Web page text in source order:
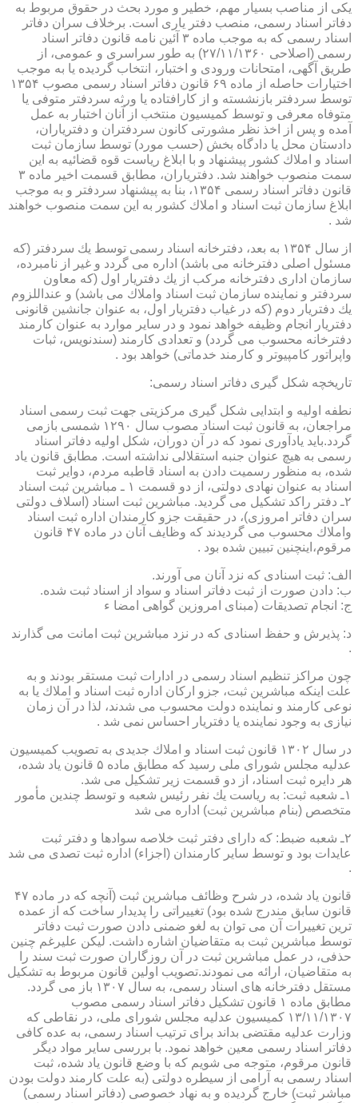
یكی از مناصب بسیار مهم، خطیر و مورد بحث در حقوق مربوط به
دفاتر اسناد رسمی، منصب دفتر یاری است. برخلاف سران دفاتر
اسناد رسمی كه به موجب ماده ۳ آئین نامه قانون دفاتر اسناد
رسمی (اصلاحی ۲۷/۱۱/۱۳۶۰) به طور سراسری و عمومی، از
طریق آگهی، امتحانات ورودی و اختبار، انتخاب گردیده یا به موجب
اختیارات حاصله از ماده ۶۹ قانون دفاتر اسناد رسمی مصوب ۱۳۵۴
توسط سردفتر بازنشسته و از كارافتاده یا ورثه سردفتر متوفی یا
متوفاه معرفی و توسط كمیسیون منتخب از آنان اختبار به عمل
آمده و پس از اخذ نظر مشورتی كانون سردفتران و دفتریاران،
دادستان محل یا دادگاه بخش (حسب مورد) توسط سازمان ثبت
اسناد و املاك كشور پیشنهاد و با ابلاغ ریاست قوه قضائیه به این
سمت منصوب خواهند شد. دفتریاران، مطابق قسمت اخیر ماده ۳
قانون دفاتر اسناد رسمی ۱۳۵۴، بنا به پیشنهاد سردفتر و به موجب
ابلاغ سازمان ثبت اسناد و املاك كشور به این سمت منصوب خواهند
شد .
از سال ۱۳۵۴ به بعد، دفترخانه اسناد رسمی توسط یك سردفتر (كه
مسئول اصلی دفترخانه می باشد) اداره می گردد و غیر از نامبرده،
سازمان اداری دفترخانه مركب از یك دفتریار اول (كه معاون
سردفتر و نماینده سازمان ثبت اسناد واملاك می باشد) و عنداللزوم
یك دفتریار دوم (كه در غیاب دفتریار اول، به عنوان جانشین قانونی
دفتریار انجام وظیفه خواهد نمود و در سایر موارد به عنوان كارمند
دفترخانه محسوب می گردد) و تعدادی كارمند (سندنویس، ثبات
واپراتور كامپیوتر و كارمند خدماتی) خواهد بود .
تاریخچه شكل گیری دفاتر اسناد رسمی:
نطفه اولیه و ابتدایی شكل گیری مركزیتی جهت ثبت رسمی اسناد
مراجعان، به قانون ثبت اسناد مصوب سال ۱۲۹۰ شمسی بازمی
گردد.باید یادآوری نمود كه در آن دوران، شكل اولیه دفاتر اسناد
رسمی به هیچ عنوان جنبه استقلالی نداشته است. مطابق قانون یاد
شده، به منظور رسمیت دادن به اسناد قاطبه مردم، دوایر ثبت
اسناد به عنوان نهادی دولتی، از دو قسمت ۱ ـ مباشرین ثبت اسناد
۲ـ دفتر راكد تشكیل می گردید. مباشرین ثبت اسناد (اسلاف دولتی
سران دفاتر امروزی)، در حقیقت جزو كارمندان اداره ثبت اسناد
واملاك محسوب می گردیدند كه وظایف آنان در ماده ۴۷ قانون
مرقوم،اینچنین تبیین شده بود .
الف: ثبت اسنادی كه نزد آنان می آورند.
ب: دادن صورت از ثبت دفاتر اسناد و سواد از اسناد ثبت شده.
ج: انجام تصدیقات (مبنای امروزین گواهی امضا ء
د: پذیرش و حفظ اسنادی كه در نزد مباشرین ثبت امانت می گذارند
.
چون مراكز تنظیم اسناد رسمی در ادارات ثبت مستقر بودند و به
علت اینكه مباشرین ثبت، جزو اركان اداره ثبت اسناد و املاك یا به
نوعی كارمند و نماینده دولت محسوب می شدند، لذا در آن زمان
نیازی به وجود نماینده یا دفتریار احساس نمی شد .
در سال ۱۳۰۲ قانون ثبت اسناد و املاك جدیدی به تصویب كمیسیون
عدلیه مجلس شورای ملی رسید كه مطابق ماده ۵ قانون یاد شده،
هر دایره ثبت اسناد، از دو قسمت زیر تشكیل می شد.
۱ـ شعبه ثبت: به ریاست یك نفر رئیس شعبه و توسط چندین مأمور
متخصص (بنام مباشرین ثبت) اداره می شد
۲ـ شعبه ضبط: كه دارای دفتر ثبت خلاصه سوادها و دفتر ثبت
عایدات بود و توسط سایر كارمندان (اجزاء) اداره ثبت تصدی می شد
.
قانون یاد شده، در شرح وظائف مباشرین ثبت (آنچه كه در ماده ۴۷
قانون سابق مندرج شده بود) تغییراتی را پدیدار ساخت كه از عمده
ترین تغییرات آن می توان به لغو ضمنی دادن صورت ثبت دفاتر
توسط مباشرین ثبت به متقاضیان اشاره داشت. لیكن علیرغم چنین
حذفی، در عمل مباشرین ثبت در آن روزگاران صورت ثبت سند را
به متقاضیان، ارائه می نمودند.تصویب اولین قانون مربوط به تشكیل
مستقل دفترخانه های اسناد رسمی، به سال ۱۳۰۷ باز می گردد.
مطابق ماده ۱ قانون تشكیل دفاتر اسناد رسمی مصوب
۱۳/۱۱/۱۳۰۷ كمیسیون عدلیه مجلس شورای ملی، در نقاطی كه
وزارت عدلیه مقتضی بداند برای ترتیب اسناد رسمی، به عده كافی
دفاتر اسناد رسمی معین خواهد نمود. با بررسی سایر مواد دیگر
قانون مرقوم، متوجه می شویم كه با وضع قانون یاد شده، ثبت
اسناد رسمی به آرامی از سیطره دولتی (به علت كارمند دولت بودن
مباشر ثبت) خارج گردیده و به نهاد خصوصی (دفاتر اسناد رسمی)